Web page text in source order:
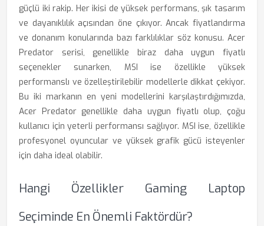
güçlü iki rakip. Her ikisi de yüksek performans, şık tasarım
ve dayanıklılık açısından öne çıkıyor. Ancak fiyatlandırma
ve donanım konularında bazı farklılıklar söz konusu. Acer
Predator serisi, genellikle biraz daha uygun fiyatlı
seçenekler sunarken, MSI ise özellikle yüksek
performanslı ve özelleştirilebilir modellerle dikkat çekiyor.
Bu iki markanın en yeni modellerini karşılaştırdığımızda,
Acer Predator genellikle daha uygun fiyatlı olup, çoğu
kullanıcı için yeterli performansı sağlıyor. MSI ise, özellikle
profesyonel oyuncular ve yüksek grafik gücü isteyenler
için daha ideal olabilir.
Hangi Özellikler Gaming Laptop
Seçiminde En Önemli Faktördür?